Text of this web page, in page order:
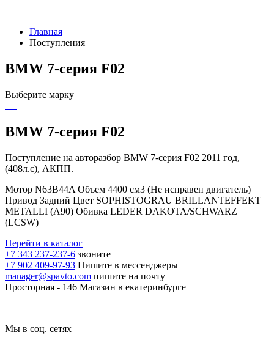
Главная
Поступления
BMW 7-серия F02
Выберите марку
BMW 7-серия F02
Поступление на авторазбор BMW 7-серия F02 2011 год,
(408л.с), АКПП.
Мотор N63B44A Объем 4400 см3 (Не исправен двигатель)
Привод Задний Цвет SOPHISTOGRAU BRILLANTEFFEKT
METALLI (A90) Обивка LEDER DAKOTA/SCHWARZ
(LCSW)
Перейти в каталог
+7 343 237-237-6 звоните
+7 902 409-97-93 Пишите в мессенджеры
manager@spavto.com пишите на почту
Просторная - 146 Магазин в екатеринбурге
Мы в соц. сетях